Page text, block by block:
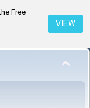
Free
VIEW